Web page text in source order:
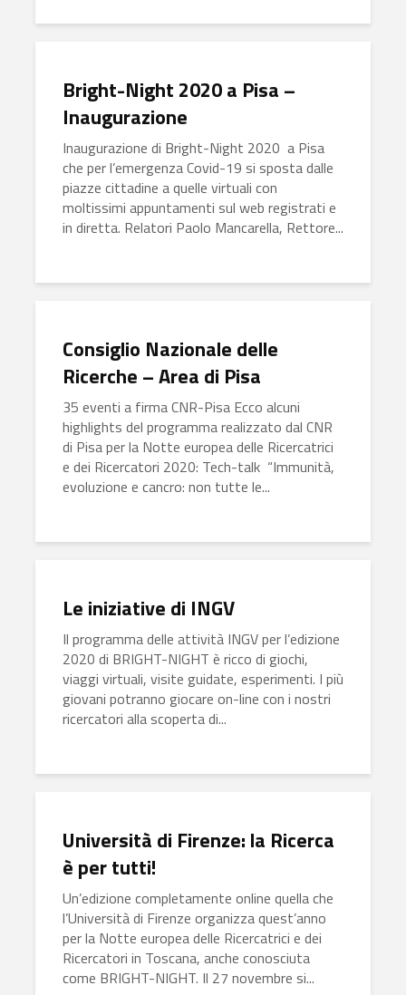
Bright-Night 2020 a Pisa –
Inaugurazione
Inaugurazione di Bright-Night 2020 a Pisa
che per l’emergenza Covid-19 si sposta dalle
piazze cittadine a quelle virtuali con
moltissimi appuntamenti sul web registrati e
in diretta. Relatori Paolo Mancarella, Rettore...
Consiglio Nazionale delle
Ricerche – Area di Pisa
35 eventi a firma CNR-Pisa Ecco alcuni
highlights del programma realizzato dal CNR
di Pisa per la Notte europea delle Ricercatrici
e dei Ricercatori 2020: Tech-talk “Immunità,
evoluzione e cancro: non tutte le...
Le iniziative di INGV
Il programma delle attività INGV per l’edizione
2020 di BRIGHT-NIGHT è ricco di giochi,
viaggi virtuali, visite guidate, esperimenti. I più
giovani potranno giocare on-line con i nostri
ricercatori alla scoperta di...
Università di Firenze: la Ricerca
è per tutti!
Un’edizione completamente online quella che
l’Università di Firenze organizza quest’anno
per la Notte europea delle Ricercatrici e dei
Ricercatori in Toscana, anche conosciuta
come BRIGHT-NIGHT. Il 27 novembre si...